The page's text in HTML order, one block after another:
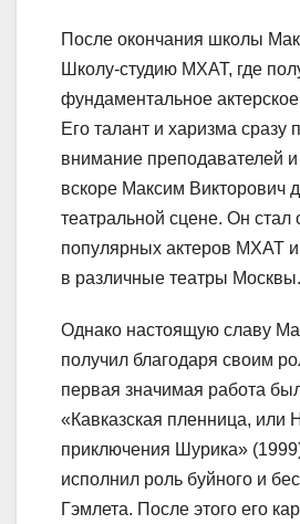
После окончания школы
Школу-студию МХАТ, где
фундаментальное
Его талант и харизма сразу
внимание преподавателей
вскоре Максим Викторович
театральной сцене. Он
популярных актеров МХАТ
в различные театры Москвы.
Однако настоящую славу
получил благодаря своим
первая значимая работа
«Кавказская пленница, или
приключения Шурика»
исполнил роль буйного и
Гэмлета. После этого его